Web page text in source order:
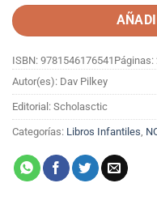
ISBN: 9781546176541 Páginas:
Autor(es): Dav Pilkey
Editorial: Scholasctic
Categorías: Libros Infantiles,